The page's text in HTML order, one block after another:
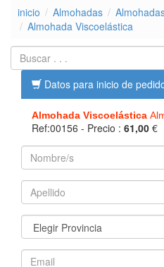
inicio Almohadas
Almohada Viscoelástica
Datos para inicio de
Almohada Viscoelástica
Ref:00156 - Precio : 61,00 €